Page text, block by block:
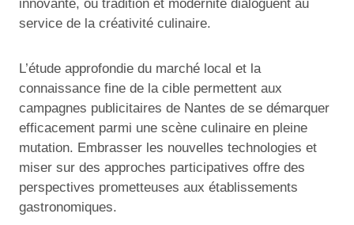
innovante, où tradition et modernité dialoguent au
service de la créativité culinaire.
L’étude approfondie du marché local et la
connaissance fine de la cible permettent aux
campagnes publicitaires de Nantes de se démarquer
efficacement parmi une scène culinaire en pleine
mutation. Embrasser les nouvelles technologies et
miser sur des approches participatives offre des
perspectives prometteuses aux établissements
gastronomiques.